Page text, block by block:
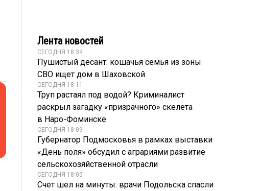
Лента новостей
СЕГОДНЯ 18:34
Пушистый десант: кошачья семья из зоны
СВО ищет дом в Шаховской
СЕГОДНЯ 18:11
Труп растаял под водой? Криминалист
раскрыл загадку «призрачного» скелета
в Наро-Фоминске
СЕГОДНЯ 18:09
Губернатор Подмосковья в рамках выставки
«День поля» обсудил с аграриями развитие
сельскохозяйственной отрасли
СЕГОДНЯ 18:05
Счет шел на минуты: врачи Подольска спасли